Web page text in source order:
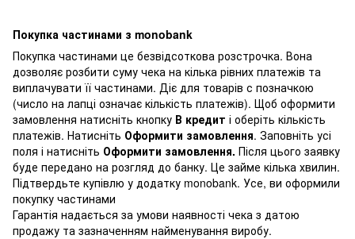
Покупка частинами з monobank
Покупка частинами це безвідсоткова розстрочка. Вона
дозволяє розбити суму чека на кілька рівних платежів та
виплачувати її частинами. Діє для товарів с позначкою
(число на лапці означає кількість платежів). Щоб оформити
замовлення натисніть кнопку В кредит і оберіть кількість
платежів. Натисніть Оформити замовлення. Заповніть усі
поля і натисніть Оформити замовлення. Після цього заявку
буде передано на розгляд до банку. Це займе кілька хвилин.
Підтвердьте купівлю у додатку monobank. Усе, ви оформили
покупку частинами
Гарантія надається за умови наявності чека з датою
продажу та зазначенням найменування виробу.